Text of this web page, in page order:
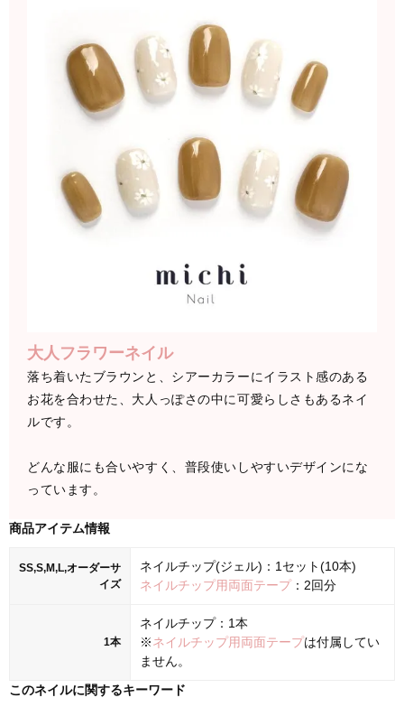
大人フラワーネイル
落ち着いたブラウンと、シアーカラーにイラスト感のある
お花を合わせた、大人っぽさの中に可愛らしさもあるネイ
ルです。
どんな服にも合いやすく、普段使いしやすいデザインにな
っています。
商品アイテム情報
SS,S,M,L,オーダーサ
イズ
ネイルチップ(ジェル)：1セット(10本)
ネイルチップ用両面テープ：2回分
1本
ネイルチップ：1本
※ネイルチップ用両面テープは付属してい
ません。
このネイルに関するキーワード